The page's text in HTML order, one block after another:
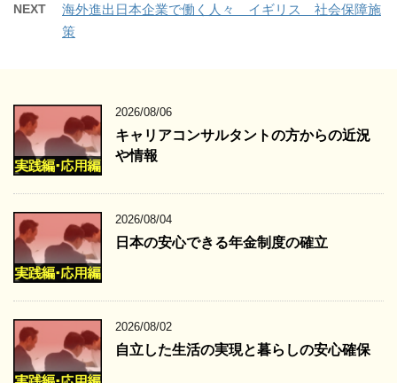
NEXT
海外進出日本企業で働く人々＿イギリス＿社会保障施
策
2026/08/06
キャリアコンサルタントの方からの近況
や情報
2026/08/04
日本の安心できる年金制度の確立
2026/08/02
自立した生活の実現と暮らしの安心確保